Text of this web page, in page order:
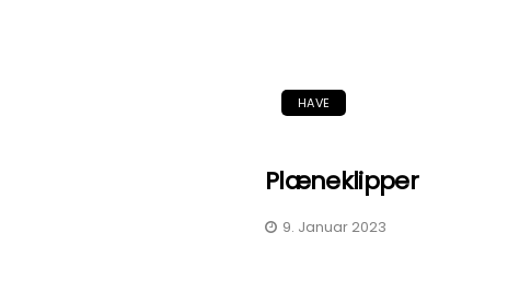
HAVE
Plæneklipper
9. Januar 2023